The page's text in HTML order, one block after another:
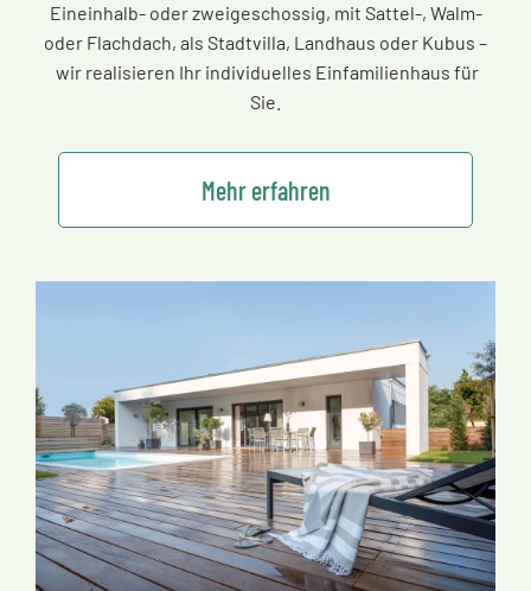
Eineinhalb- oder zweigeschossig, mit Sattel-, Walm-
oder Flachdach, als Stadtvilla, Landhaus oder Kubus –
wir realisieren Ihr individuelles Einfamilienhaus für
Sie.
Mehr erfahren